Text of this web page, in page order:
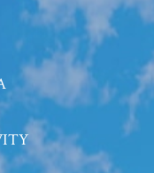
ビス
サウナ
アクティビティ